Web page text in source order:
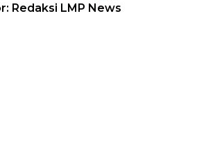
Redaksi LMP News